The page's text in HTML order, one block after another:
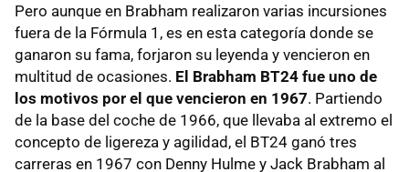
Pero aunque en Brabham realizaron varias incursiones
fuera de la Fórmula 1, es en esta categoría donde se
ganaron su fama, forjaron su leyenda y vencieron en
multitud de ocasiones. El Brabham BT24 fue uno de
los motivos por el que vencieron en 1967. Partiendo
de la base del coche de 1966, que llevaba al extremo el
concepto de ligereza y agilidad, el BT24 ganó tres
carreras en 1967 con Denny Hulme y Jack Brabham al